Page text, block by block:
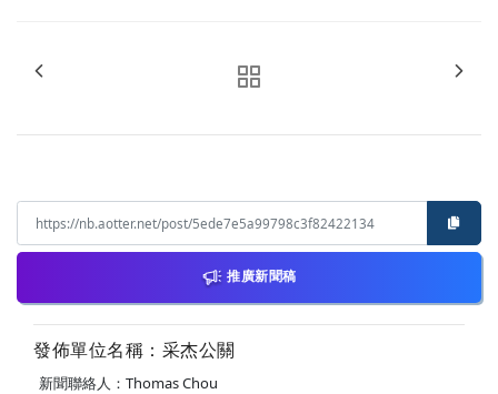
推廣新聞稿
發佈單位名稱：采杰公關
新聞聯絡人：Thomas Chou